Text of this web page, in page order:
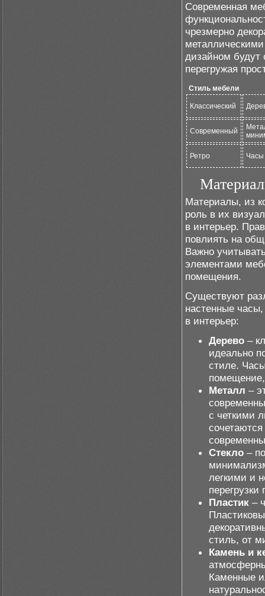
Современная
чрезмерно
дизайном будут
перегружая
Стиль мебели
Классический
Современный
Ретро Часы
Материалы, из
роль в их
в интерьер.
повлиять на
Важно
элементами
помещения.
Существуют
настенные
в интерьер:
Дерево –
идеально
стиле.
Металл –
с четкими
Стекло –
легкими и
перегрузки
Пластик –
стиль, от
Камень и
Каменные